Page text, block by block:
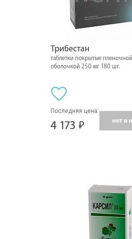
Трибестан
таблетки покрытые пленочной
оболочкой 250 мг 180 шт.
Последняя цена:
4 173 нет в